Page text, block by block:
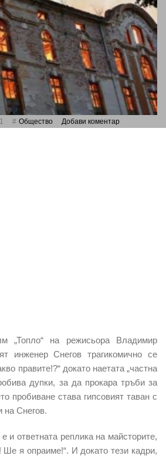
Общество Добави коментар
„Топло“ на режисьора Владимир
инженер Снегов трагикомично се
правите!?“ докато наетата „частна
дупки, за да прокара тръби за
пробиване става гипсовият таван с
на Снегов.
и ответната реплика на майсторите,
Ше я опраиме!“. И докато тези кадри,